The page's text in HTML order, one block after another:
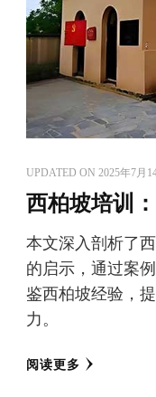
UPDATED ON 2025年7月
西柏坡培训
本文深入剖析了
的启示，通过案
鉴西柏坡经验，
力。
阅读更多